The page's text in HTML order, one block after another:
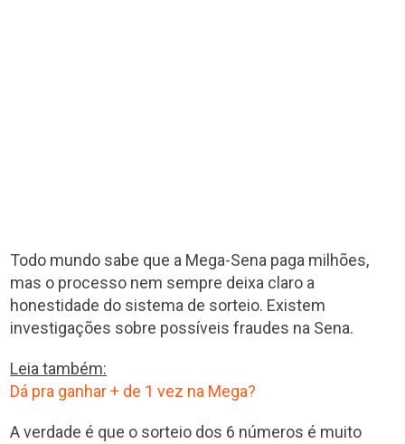
Todo mundo sabe que a Mega-Sena paga milhões,
mas o processo nem sempre deixa claro a
honestidade do sistema de sorteio. Existem
investigações sobre possíveis fraudes na Sena.
Leia também:
Dá pra ganhar + de 1 vez na Mega?
A verdade é que o sorteio dos 6 números é muito